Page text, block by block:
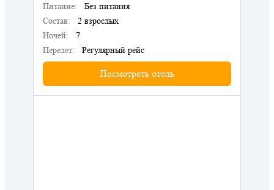
Питание:
Без питания
Состав:
2 взрослых
Ночей:
7
Перелет:
Регулярный рейс
Посмотреть отель